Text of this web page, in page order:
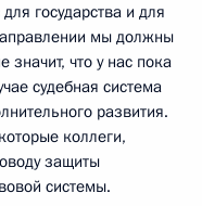
государства и для
мы должны
что у нас пока
судебная система
развития.
коллеги,
защиты
системы.